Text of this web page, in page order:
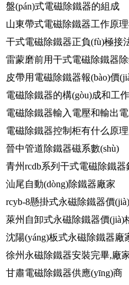
盤(pán)式電磁除鐵器的組成
山東帶式電磁除鐵器工作原
干式電磁除鐵器正負(fù)極接
雷蒙磨前用干式電磁除鐵器
皮帶用電磁除鐵器報(bào)價
電磁除鐵器的構(gòu)成和工
電磁除鐵器輸入電壓和輸出
電磁除鐵器控制柜有什么原
晉中管道除鐵器磁系數(shù)
青州rcdb系列干式電磁除鐵器
汕尾自動(dòng)除鐵器廠家
rcyb-8懸掛式永磁除鐵器價
萊州自卸式永磁除鐵器價(jià)
沈陽(yáng)板式永磁除鐵器廠
徐州永磁除鐵器安裝完畢,廠
甘肅電磁除鐵器供應(yīng)商